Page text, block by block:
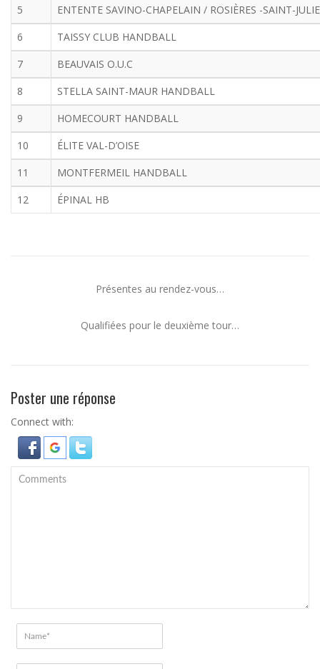
5
ENTENTE SAVINO-CHAPELAIN / ROSIÈRES -SAINT-
6
TAISSY CLUB HANDBALL
7
BEAUVAIS O.U.C
8
STELLA SAINT-MAUR HANDBALL
9
HOMECOURT HANDBALL
10
ÉLITE VAL-D’OISE
11
MONTFERMEIL HANDBALL
12
ÉPINAL HB
Présentes au rendez-vous…
Qualifiées pour le deuxième tour…
Poster une réponse
Connect with: